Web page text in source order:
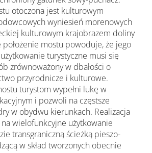
otoczona jest kulturowym
wyniesień morenowych
kulturowym krajobrazem doliny
położenie mostu powoduje, że jego
turystyczne musi się
zrównoważony w dbałości o
przyrodnicze i kulturowe.
turystom wypełni lukę w
i pozwoli na częstsze
w obydwu kierunkach. Realizacja
wielofunkcyjne użytkowanie
transgraniczną ścieżką pieszo-
w skład tworzonych obecnie